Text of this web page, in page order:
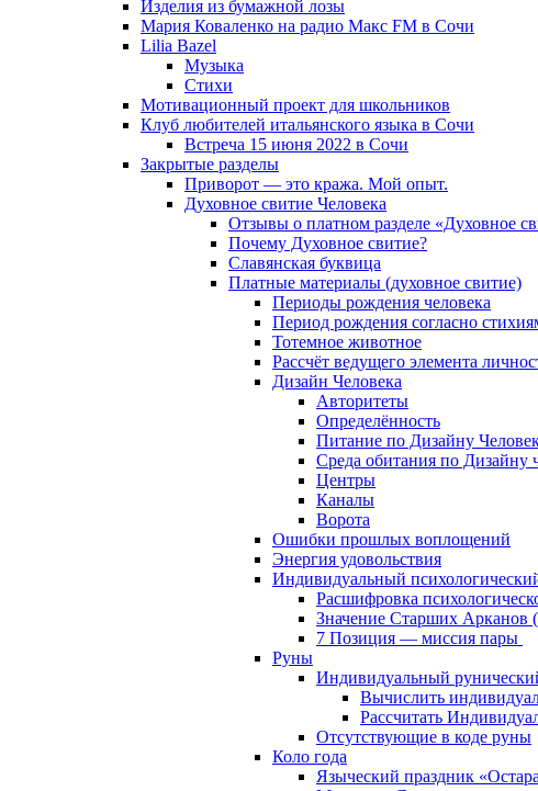
Изделия из бумажной лозы
Мария Коваленко на радио Maкс FM в Сочи
Lilia Bazel
Музыка
Cтихи
Мотивационный проект для школьников
Клуб любителей итальянского языка в Сочи
Встреча 15 июня 2022 в Сочи
Закрытые разделы
Приворот — это кража. Мой опыт.
Духовное свитие Человека
Отзывы о платном разделе «Духовное
Почему Духовное свитие?
Славянская буквица
Платные материалы (духовное свитие)
Периоды рождения человека
Период рождения согласно
Тотемное животное
Рассчёт ведущего элемента
Дизайн Человека
Авторитеты
Определённость
Питание по Дизайну
Среда обитания по Дизайну
Центры
Каналы
Ворота
Ошибки прошлых воплощений
Энергия удовольствия
Индивидуальный
Расшифровка
Значение Старших Арканов
7 Позиция — миссия пары
Руны
Индивидуальный
Вычислить
Рассчитать
Отсутствующие в коде руны
Коло года
Языческий праздник